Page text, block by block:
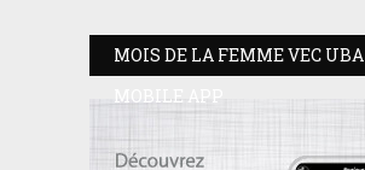
MOIS DE LA FEMME VEC UBA
MOBILE APP